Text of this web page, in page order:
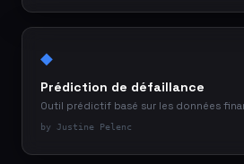
◆
Prédiction de défaillance
Outil prédictif basé sur les données
by Justine Pelenc